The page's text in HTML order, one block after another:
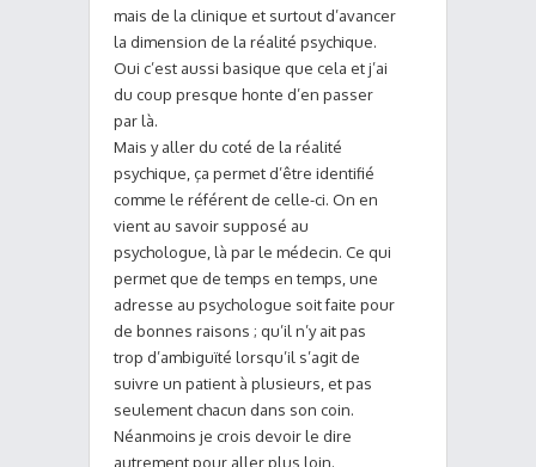
mais de la clinique et surtout d’avancer
la dimension de la réalité psychique.
Oui c’est aussi basique que cela et j’ai
du coup presque honte d’en passer
par là.
Mais y aller du coté de la réalité
psychique, ça permet d’être identifié
comme le référent de celle-ci. On en
vient au savoir supposé au
psychologue, là par le médecin. Ce qui
permet que de temps en temps, une
adresse au psychologue soit faite pour
de bonnes raisons ; qu’il n’y ait pas
trop d’ambiguïté lorsqu’il s’agit de
suivre un patient à plusieurs, et pas
seulement chacun dans son coin.
Néanmoins je crois devoir le dire
autrement pour aller plus loin.